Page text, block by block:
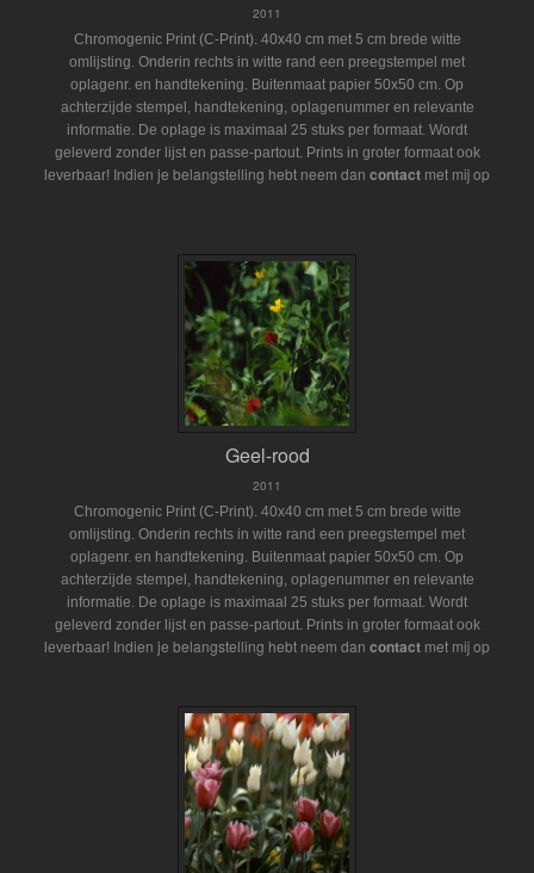
2011
Chromogenic Print (C-Print). 40x40 cm met 5 cm brede witte
omlijsting. Onderin rechts in witte rand een preegstempel met
oplagenr. en handtekening. Buitenmaat papier 50x50 cm. Op
achterzijde stempel, handtekening, oplagenummer en relevante
informatie. De oplage is maximaal 25 stuks per formaat. Wordt
geleverd zonder lijst en passe-partout. Prints in groter formaat ook
leverbaar! Indien je belangstelling hebt neem dan contact met mij op
Geel-rood
2011
Chromogenic Print (C-Print). 40x40 cm met 5 cm brede witte
omlijsting. Onderin rechts in witte rand een preegstempel met
oplagenr. en handtekening. Buitenmaat papier 50x50 cm. Op
achterzijde stempel, handtekening, oplagenummer en relevante
informatie. De oplage is maximaal 25 stuks per formaat. Wordt
geleverd zonder lijst en passe-partout. Prints in groter formaat ook
leverbaar! Indien je belangstelling hebt neem dan contact met mij op